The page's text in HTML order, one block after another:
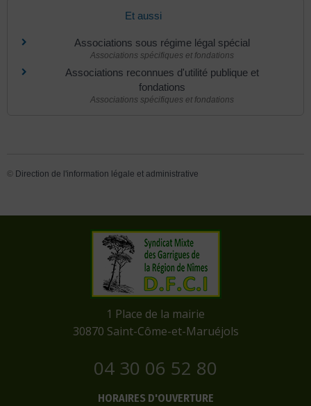
Et aussi
Associations sous régime légal spécial
Associations spécifiques et fondations
Associations reconnues d'utilité publique et
fondations
Associations spécifiques et fondations
© Direction de l'information légale et administrative
​1 Place de la mairie
​30870 Saint-Côme-et-Maruéjols
04 30 06 52 80
HORAIRES D'OUVERTURE